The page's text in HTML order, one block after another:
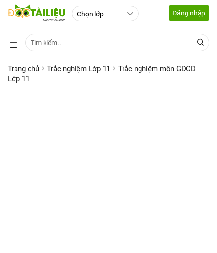
Đăng nhập
Trang chủ Trắc nghiệm Lớp 11
Trắc nghiệm môn GDCD
Lớp 11